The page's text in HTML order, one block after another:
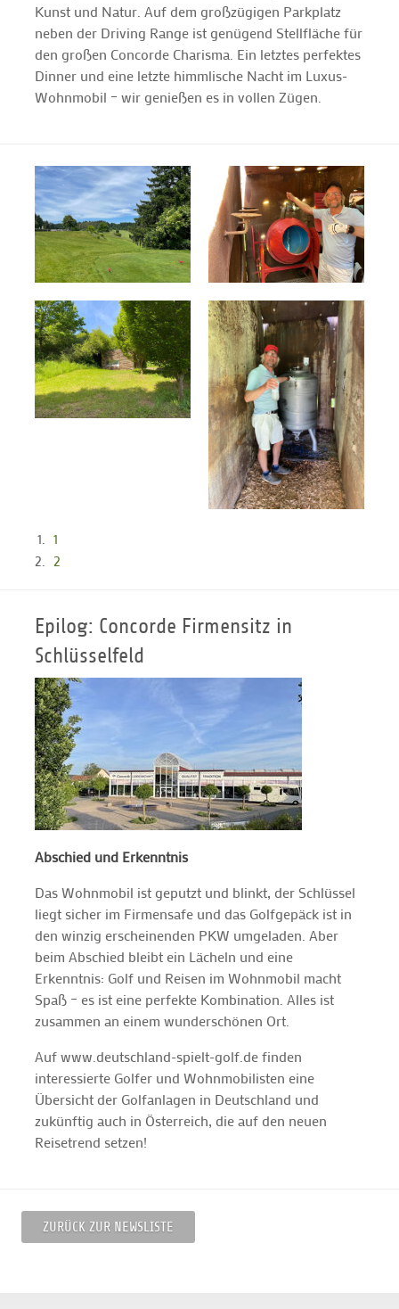
Kunst und Natur. Auf dem großzügigen Parkplatz
neben der Driving Range ist genügend Stellfläche für
den großen Concorde Charisma. Ein letztes perfektes
Dinner und eine letzte himmlische Nacht im Luxus-
Wohnmobil – wir genießen es in vollen Zügen.
1
2
Epilog: Concorde Firmensitz in
Schlüsselfeld
Abschied und Erkenntnis
Das Wohnmobil ist geputzt und blinkt, der Schlüssel
liegt sicher im Firmensafe und das Golfgepäck ist in
den winzig erscheinenden PKW umgeladen. Aber
beim Abschied bleibt ein Lächeln und eine
Erkenntnis: Golf und Reisen im Wohnmobil macht
Spaß – es ist eine perfekte Kombination. Alles ist
zusammen an einem wunderschönen Ort.
Auf www.deutschland-spielt-golf.de finden
interessierte Golfer und Wohnmobilisten eine
Übersicht der Golfanlagen in Deutschland und
zukünftig auch in Österreich, die auf den neuen
Reisetrend setzen!
ZURÜCK ZUR NEWSLISTE